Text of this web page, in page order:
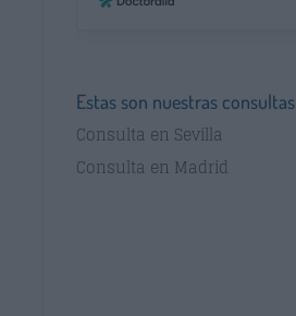
Estas son nuestras consultas
Consulta en Sevilla
Consulta en Madrid